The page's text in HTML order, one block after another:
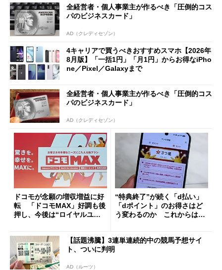
も
全経営者・個人事業主が作るべき「圧倒的コス
パのビジネスカード」
AD（クレディセゾン）
4キャリアで買うべきおすすめスマホ【2026年
8月版】「一括1円」「月1円」からお得なiPho
ne／Pixel／Galaxyまで
全経営者・個人事業主が作るべき「圧倒的コス
パのビジネスカード」
AD（クレディセゾン）
ドコモが念願の増収増益に好
転 「ドコモMAX」好調も後
押し、今後は“ロイヤルユー
“特典終了”が続く「d払い」
「dポイント」のお得さはど
う変わるのか これからは
【話題沸騰】3連単連続的中の競馬予想サイ
ト、ついに判明
AD（ルーツ）